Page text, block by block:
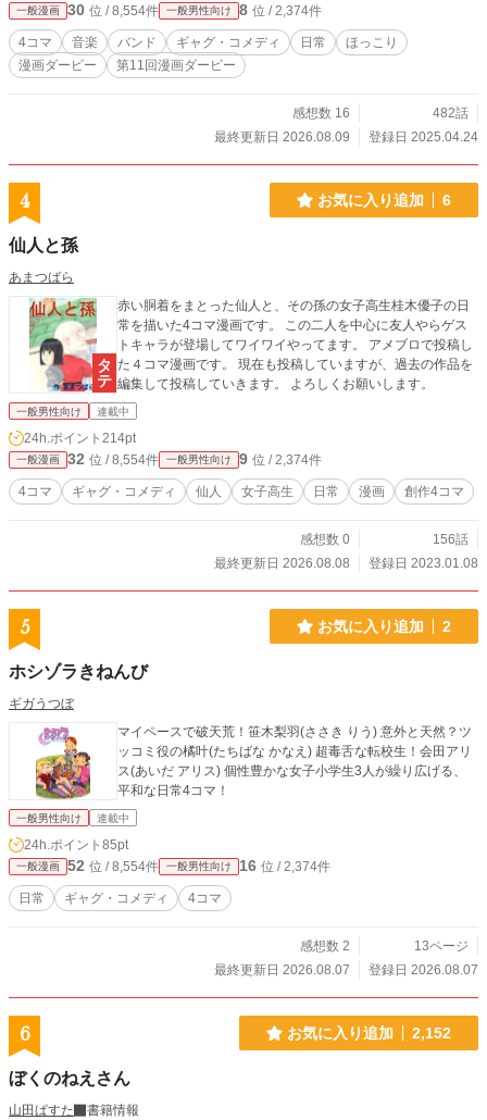
一般漫画 30 位 / 8,554件 一般男性向け 8 位 / 2,374件
4コマ 音楽 バンド ギャグ・コメディ 日常
ほっこり
漫画ダービー
第11回漫画ダービー
感想数 16
482話
最終更新日 2026.08.09
登録日 2025.04.24
4 お気に入り追加 6
仙人と孫
あまつばら
赤い胴着をまとった仙人と、その孫の女子高生桂木優子の日
常を描いた4コマ漫画です。 この二人を中心に友人やらゲス
トキャラが登場してワイワイやってます。 アメブロで投稿し
た４コマ漫画です。 現在も投稿していますが、過去の作品を
編集して投稿していきます。 よろしくお願いします。
一般男性向け 連載中
24h.ポイント 214pt
一般漫画 32 位 / 8,554件 一般男性向け 9 位 / 2,374件
4コマ ギャグ・コメディ 仙人 女子高生 日常 漫画 創作4コマ
感想数 0
156話
最終更新日 2026.08.08
登録日 2023.01.08
5 お気に入り追加 2
ホシゾラきねんび
ギガうつぼ
マイペースで破天荒！笹木梨羽(ささき りう) 意外と天然？ツ
ッコミ役の橘叶(たちばな かなえ) 超毒舌な転校生！会田アリ
ス(あいだ アリス) 個性豊かな女子小学生3人が繰り広げる、
平和な日常4コマ！
一般男性向け 連載中
24h.ポイント 85pt
一般漫画 52 位 / 8,554件 一般男性向け 16 位 / 2,374件
日常 ギャグ・コメディ 4コマ
感想数 2
13ページ
最終更新日 2026.08.07
登録日 2026.08.07
6 お気に入り追加 2,152
ぼくのねえさん
山田ぱすた
書籍情報